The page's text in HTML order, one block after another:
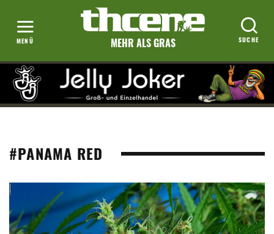
MEHR ALS GRAS
#PANAMA RED